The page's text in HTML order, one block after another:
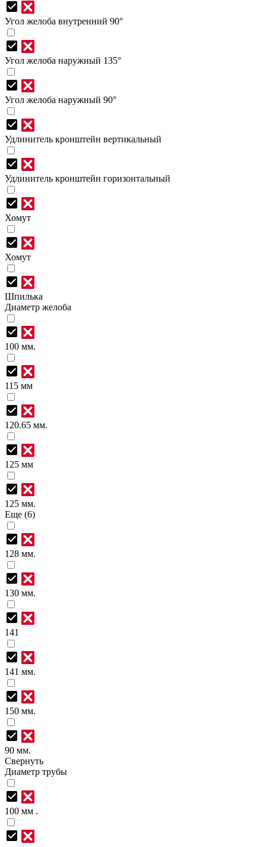
Угол желоба внутренний 90°
Угол желоба наружный 135°
Угол желоба наружный 90°
Удлинитель кронштейн вертикальный
Удлинитель кронштейн горизонтальный
Хомут
Хомут
Шпилька
Диаметр желоба
100 мм.
115 мм
120.65 мм.
125 мм
125 мм.
Еще (6)
128 мм.
130 мм.
141
141 мм.
150 мм.
90 мм.
Свернуть
Диаметр трубы
100 мм .